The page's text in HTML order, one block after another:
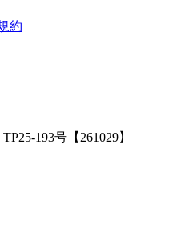
約
193号【261029】